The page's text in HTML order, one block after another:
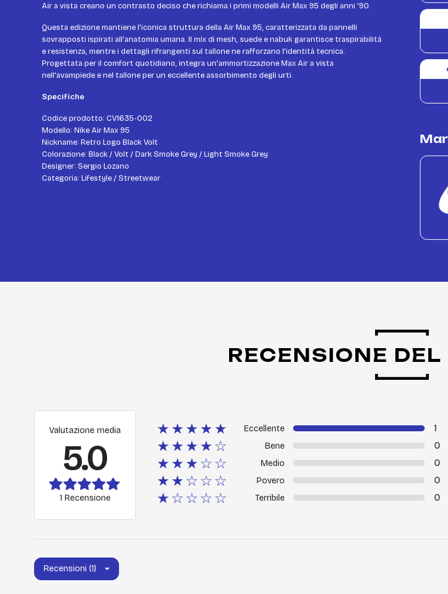
Air a vista creano un contrasto deciso che richiama i primi modelli Air Max 95 degli anni '90.
Questa edizione mantiene l'iconica struttura della Air Max 95, caratterizzata da pannelli
sovrapposti ispirati all'anatomia umana. Il mix di mesh, suede e nabuk garantisce traspirabilità
e resistenza, mentre i dettagli rifrangenti sul tallone ne rafforzano l'identità tecnica.
Progettata per il comfort quotidiano, integra un'ammortizzazione Max Air a vista
nell'avampiede e nel tallone per un eccellente assorbimento degli urti.
Specifiche
Codice prodotto: CV1635-002
Modello: Nike Air Max 95
Nickname: Retro Logo Black Volt
Colorazione: Black / Volt / Dark Smoke Grey / Light Smoke Grey
Designer: Sergio Lozano
Categoria: Lifestyle / Streetwear
RECENSIONE DEL
Valutazione media
5.0
1 Recensione
★★★★★ Eccellente 1
★★★★☆ Bene 0
★★★☆☆ Medio 0
★★☆☆☆ Povero 0
★☆☆☆☆ Terribile 0
Recensioni (1)